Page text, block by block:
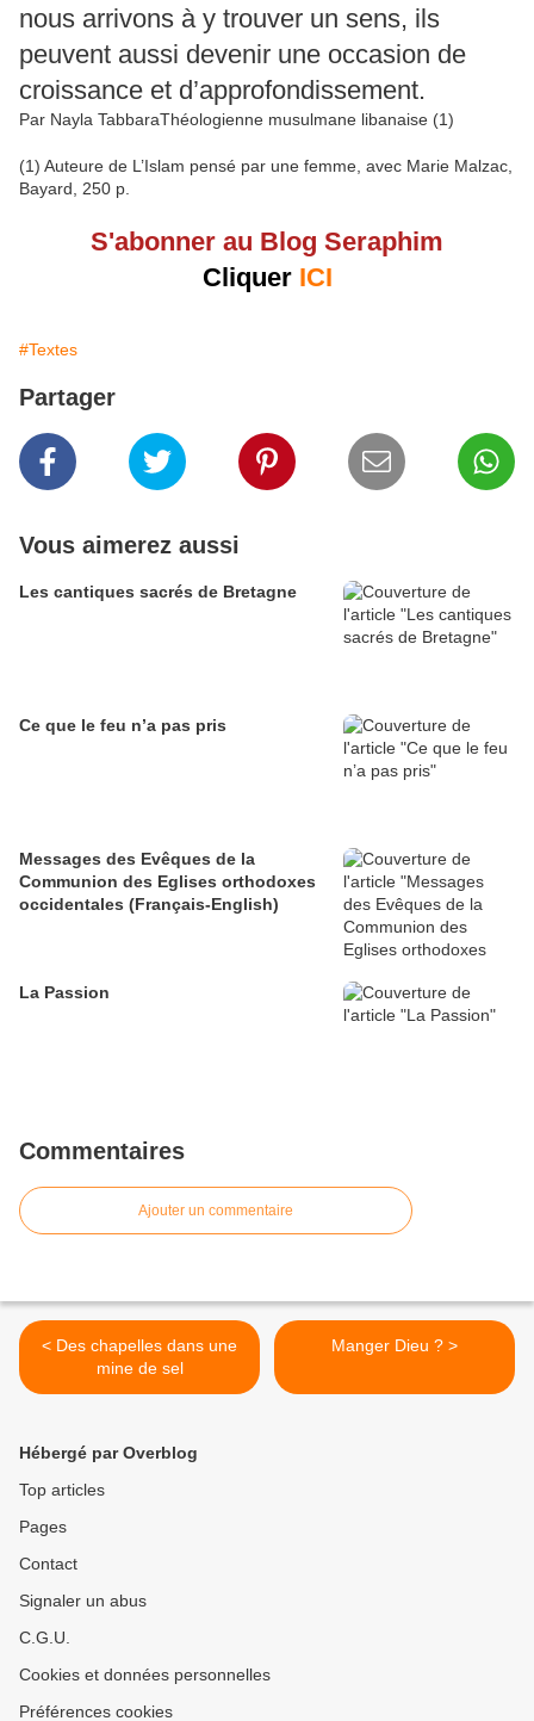
nous arrivons à y trouver un sens, ils
peuvent aussi devenir une occasion de
croissance et d’approfondissement.
Par Nayla TabbaraThéologienne musulmane libanaise (1)
(1) Auteure de L’Islam pensé par une femme, avec Marie Malzac,
Bayard, 250 p.
S'abonner au Blog Seraphim
Cliquer ICI
#Textes
Partager
Vous aimerez aussi
Les cantiques sacrés de Bretagne
Ce que le feu n’a pas pris
Messages des Evêques de la
Communion des Eglises orthodoxes
occidentales (Français-English)
La Passion
Commentaires
Ajouter un commentaire
< Des chapelles dans une
mine de sel
Manger Dieu ? >
Hébergé par Overblog
Top articles
Pages
Contact
Signaler un abus
C.G.U.
Cookies et données personnelles
Préférences cookies